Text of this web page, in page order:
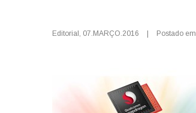
Editorial , 07.MARÇO.2016 Postado em